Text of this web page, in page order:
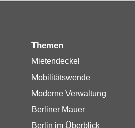
Themen
Mietendeckel
Mobilitätswende
Moderne Verwaltung
Berliner Mauer
Berlin im Überblick